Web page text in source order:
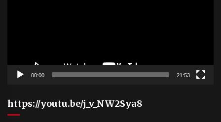
00:00 21:53
https://youtu.be/j_v_NW2Sya8